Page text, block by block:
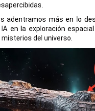
adentramos más en lo
en la exploración
del universo.